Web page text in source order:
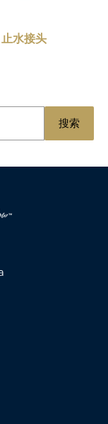
搜索
水接头